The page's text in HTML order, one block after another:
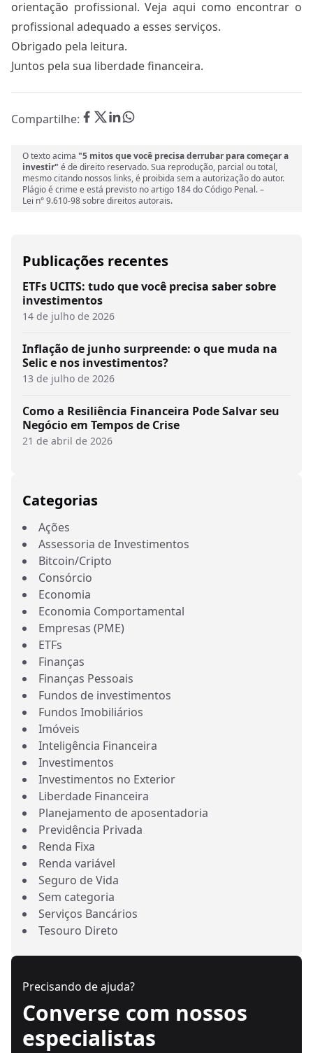
orientação profissional. Veja aqui como encontrar o
profissional adequado a esses serviços.
Obrigado pela leitura.
Juntos pela sua liberdade financeira.
Compartilhe:
O texto acima "5 mitos que você precisa derrubar para começar a
investir" é de direito reservado. Sua reprodução, parcial ou total,
mesmo citando nossos links, é proibida sem a autorização do autor.
Plágio é crime e está previsto no artigo 184 do Código Penal. –
Lei n° 9.610-98 sobre direitos autorais.
Publicações recentes
ETFs UCITS: tudo que você precisa saber sobre
investimentos
14 de julho de 2026
Inflação de junho surpreende: o que muda na
Selic e nos investimentos?
13 de julho de 2026
Como a Resiliência Financeira Pode Salvar seu
Negócio em Tempos de Crise
21 de abril de 2026
Categorias
Ações
Assessoria de Investimentos
Bitcoin/Cripto
Consórcio
Economia
Economia Comportamental
Empresas (PME)
ETFs
Finanças
Finanças Pessoais
Fundos de investimentos
Fundos Imobiliários
Imóveis
Inteligência Financeira
Investimentos
Investimentos no Exterior
Liberdade Financeira
Planejamento de aposentadoria
Previdência Privada
Renda Fixa
Renda variável
Seguro de Vida
Sem categoria
Serviços Bancários
Tesouro Direto
Precisando de ajuda?
Converse com nossos
especialistas